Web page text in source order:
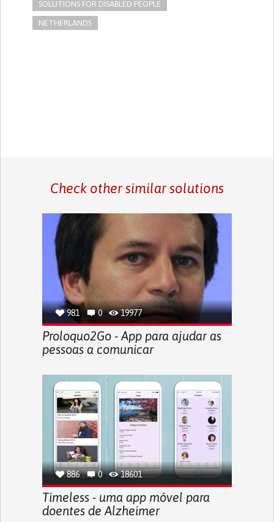
SOLUTIONS FOR DISABLED PEOPLE
NETHERLANDS
Check other similar solutions
981 0 19977
Proloquo2Go - App para ajudar as
pessoas a comunicar
886 0 18601
Timeless - uma app móvel para
doentes de Alzheimer